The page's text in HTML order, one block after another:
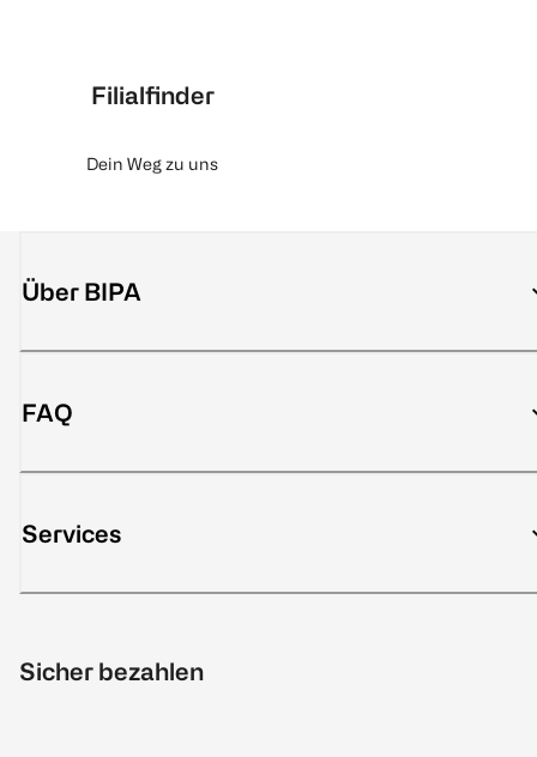
Filialfinder
Dein Weg zu uns
Über BIPA
FAQ
Services
Sicher bezahlen